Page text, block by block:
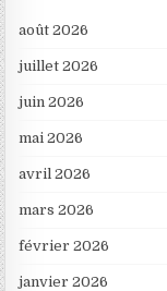
août 2026
juillet 2026
juin 2026
mai 2026
avril 2026
mars 2026
février 2026
janvier 2026